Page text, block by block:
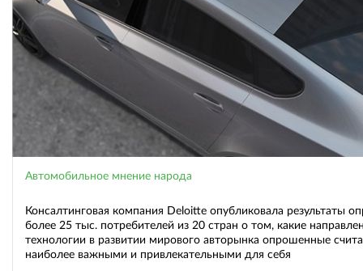
Автомобильное мнение народа
Консалтинговая компания Deloitte опубликовала результаты
более 25 тыс. потребителей из 20 стран о том, какие
технологии в развитии мирового авторынка опрошенные
наиболее важными и привлекательными для себя